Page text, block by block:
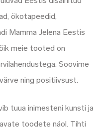
ökotapeedid,
Mamma Jelena Eestis
meie tooted on
Soovime
ning positiivsust.
tuua inimesteni kunsti ja
toodete näol. Tihti